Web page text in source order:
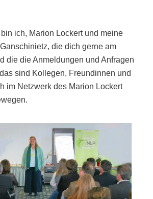
ich, Marion Lockert und meine
die dich gerne am
die die Anmeldungen und Anfragen
sind Kollegen, Freundinnen und
im Netzwerk des Marion Lockert